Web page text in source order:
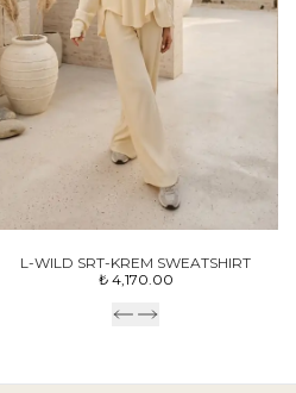
L-WILD SRT-KREM SWEATSHIRT
₺ 4,170.00